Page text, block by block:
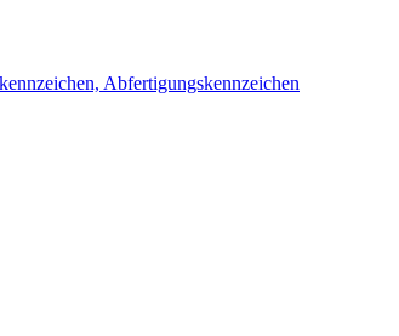
Abfertigungskennzeichen